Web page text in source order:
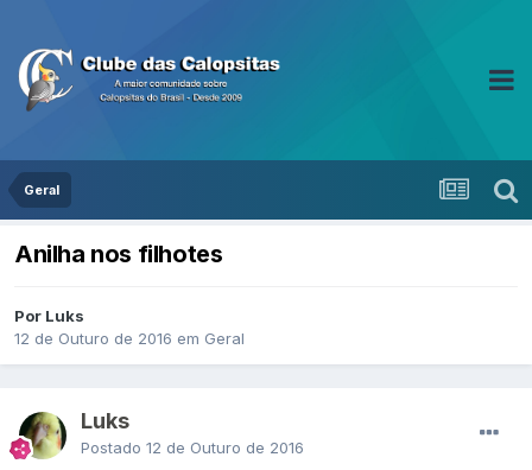
Geral
Anilha nos filhotes
Por Luks
12 de Outuro de 2016 em Geral
Luks
Postado 12 de Outuro de 2016